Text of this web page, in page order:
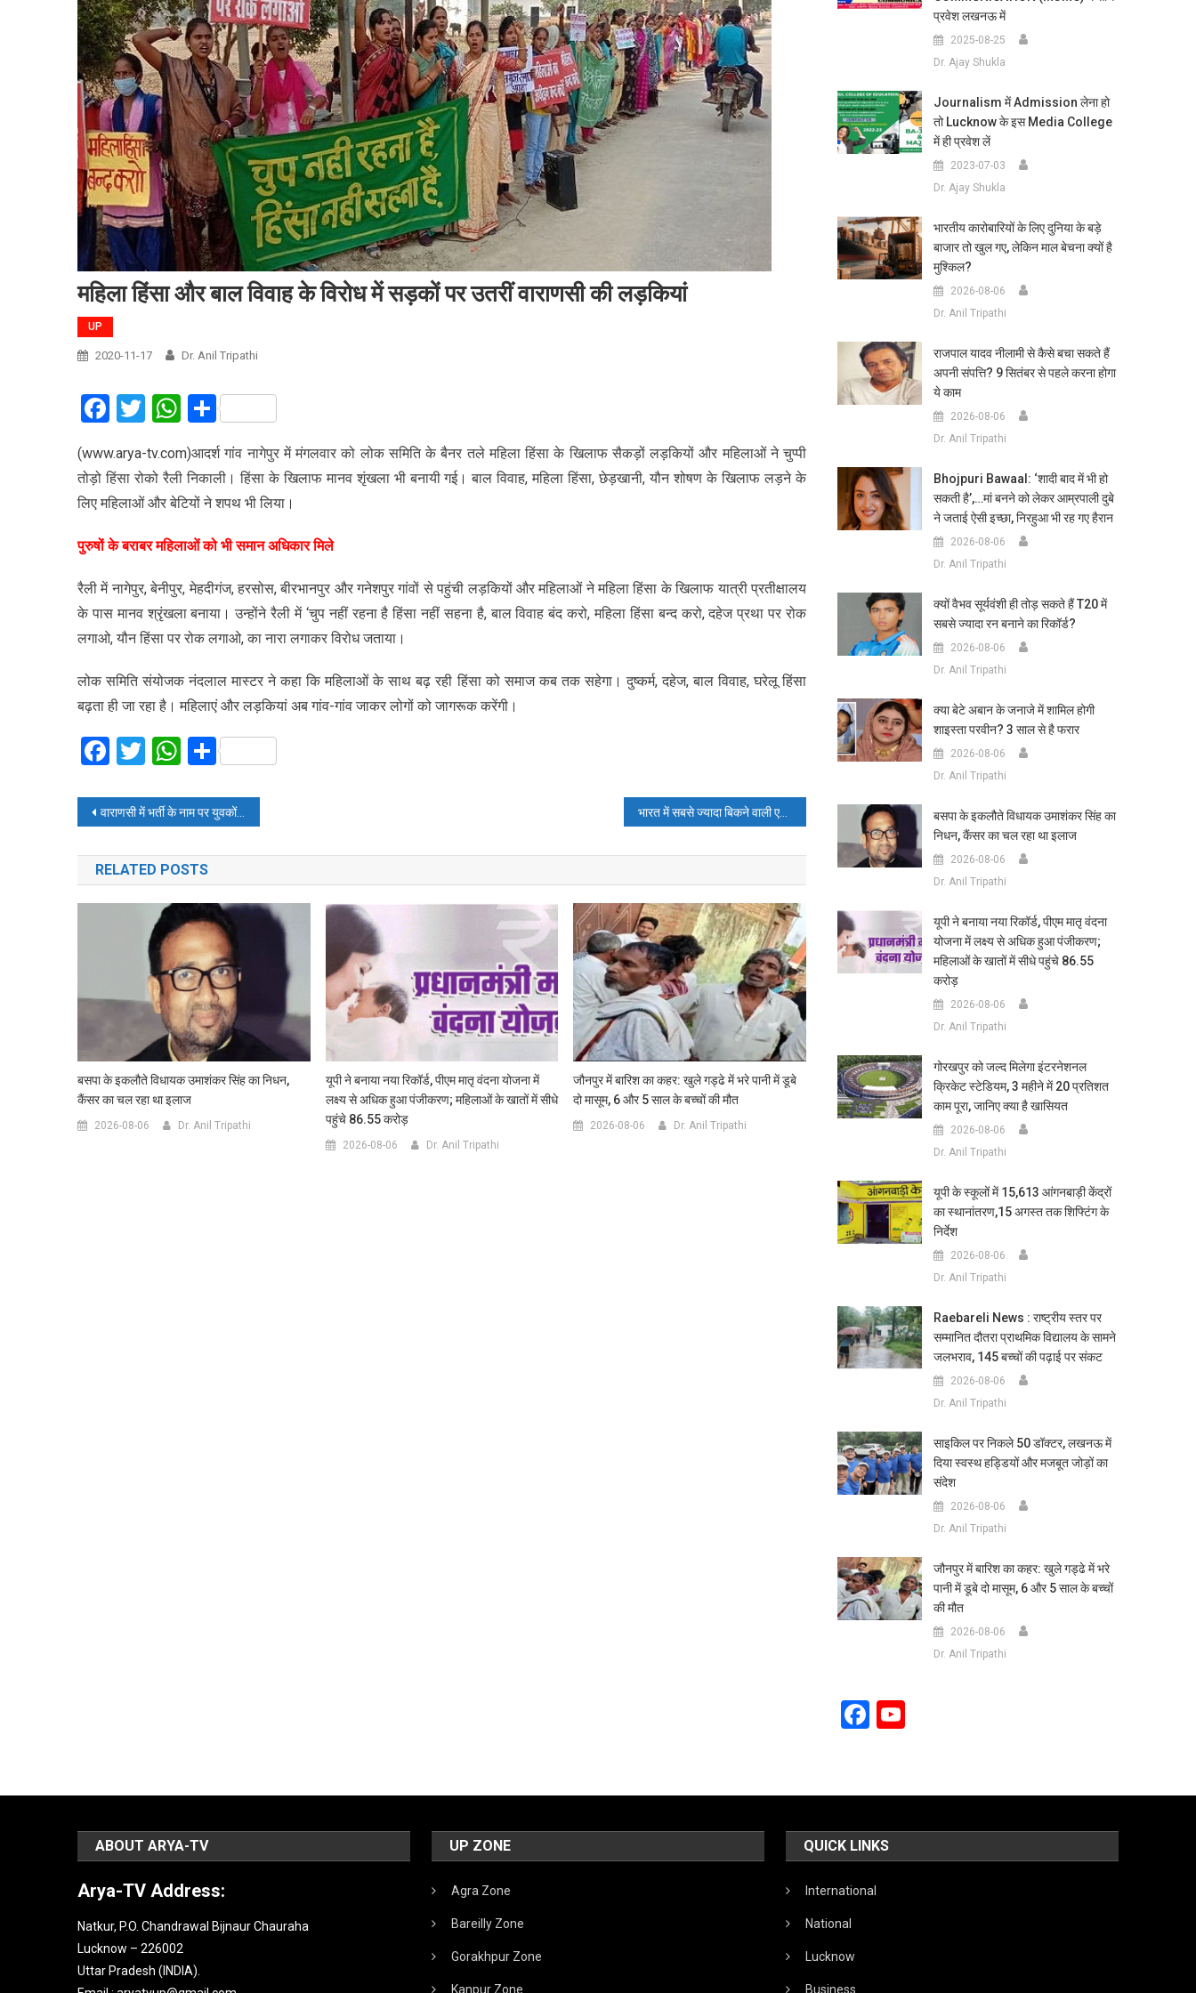
महिला हिंसा और बाल विवाह के विरोध में सड़कों पर उतरीं वाराणसी की लड़कियां
UP
2020-11-17 Dr. Anil Tripathi
Facebook
TwitterWhatsApp
Share
(www.arya-tv.com)आदर्श गांव नागेपुर में मंगलवार को लोक समिति के बैनर तले महिला हिंसा के खिलाफ सैकड़ों लड़कियों और महिलाओं ने चुप्पी
तोड़ो हिंसा रोको रैली निकाली। हिंसा के खिलाफ मानव शृंखला भी बनायी गई। बाल विवाह, महिला हिंसा, छेड़खानी, यौन शोषण के खिलाफ लड़ने के
लिए महिलाओं और बेटियों ने शपथ भी लिया।
पुरुषों के बराबर महिलाओं को भी समान अधिकार मिले
रैली में नागेपुर, बेनीपुर, मेहदीगंज, हरसोस, बीरभानपुर और गनेशपुर गांवों से पहुंची लड़कियों और महिलाओं ने महिला हिंसा के खिलाफ यात्री प्रतीक्षालय
के पास मानव श्रृंखला बनाया। उन्होंने रैली में ‘चुप नहीं रहना है हिंसा नहीं सहना है, बाल विवाह बंद करो, महिला हिंसा बन्द करो, दहेज प्रथा पर रोक
लगाओ, यौन हिंसा पर रोक लगाओ, का नारा लगाकर विरोध जताया।
लोक समिति संयोजक नंदलाल मास्टर ने कहा कि महिलाओं के साथ बढ़ रही हिंसा को समाज कब तक सहेगा। दुष्कर्म, दहेज, बाल विवाह, घरेलू हिंसा
बढ़ता ही जा रहा है। महिलाएं और लड़कियां अब गांव-गांव जाकर लोगों को जागरूक करेंगी।
Facebook
TwitterWhatsApp
Share
Post
navigation
वाराणसी में भर्ती के नाम पर युवकों से 28 लाख लेने वाला गिरफ्तार भारत में सबसे ज्यादा बिकने वाली एमपीवी ने कितनी सेल की जानिए पूरी खबर!
RELATED POSTS
बसपा के इकलौते विधायक उमाशंकर सिंह का निधन,
कैंसर का चल रहा था इलाज
2026-08-06 Dr. Anil Tripathi
यूपी ने बनाया नया रिकॉर्ड, पीएम मातृ वंदना योजना में
लक्ष्य से अधिक हुआ पंजीकरण; महिलाओं के खातों में सीधे
पहुंचे 86.55 करोड़
2026-08-06 Dr. Anil Tripathi
जौनपुर में बारिश का कहर: खुले गड्ढे में भरे पानी में डूबे
दो मासूम, 6 और 5 साल के बच्चों की मौत
2026-08-06 Dr. Anil Tripathi
प्रवेश लखनऊ में
2025-08-25
Dr. Ajay Shukla
Journalism में Admission लेना हो
तो Lucknow के इस Media College
में ही प्रवेश लें
2023-07-03
Dr. Ajay Shukla
भारतीय कारोबारियों के लिए दुनिया के बड़े
बाजार तो खुल गए, लेकिन माल बेचना क्यों है
मुश्किल?
2026-08-06
Dr. Anil Tripathi
राजपाल यादव नीलामी से कैसे बचा सकते हैं
अपनी संपत्ति? 9 सितंबर से पहले करना होगा
ये काम
2026-08-06
Dr. Anil Tripathi
Bhojpuri Bawaal: ‘शादी बाद में भी हो
सकती है’,…मां बनने को लेकर आम्रपाली दुबे
ने जताई ऐसी इच्छा, निरहुआ भी रह गए हैरान
2026-08-06
Dr. Anil Tripathi
क्यों वैभव सूर्यवंशी ही तोड़ सकते हैं T20 में
सबसे ज्यादा रन बनाने का रिकॉर्ड?
2026-08-06
Dr. Anil Tripathi
क्या बेटे अबान के जनाजे में शामिल होगी
शाइस्ता परवीन? 3 साल से है फरार
2026-08-06
Dr. Anil Tripathi
बसपा के इकलौते विधायक उमाशंकर सिंह का
निधन, कैंसर का चल रहा था इलाज
2026-08-06
Dr. Anil Tripathi
यूपी ने बनाया नया रिकॉर्ड, पीएम मातृ वंदना
योजना में लक्ष्य से अधिक हुआ पंजीकरण;
महिलाओं के खातों में सीधे पहुंचे 86.55
करोड़
2026-08-06
Dr. Anil Tripathi
गोरखपुर को जल्द मिलेगा इंटरनेशनल
क्रिकेट स्टेडियम, 3 महीने में 20 प्रतिशत
काम पूरा, जानिए क्या है खासियत
2026-08-06
Dr. Anil Tripathi
यूपी के स्कूलों में 15,613 आंगनबाड़ी केंद्रों
का स्थानांतरण,15 अगस्त तक शिफ्टिंग के
निर्देश
2026-08-06
Dr. Anil Tripathi
Raebareli News : राष्ट्रीय स्तर पर
सम्मानित दौतरा प्राथमिक विद्यालय के सामने
जलभराव, 145 बच्चों की पढ़ाई पर संकट
2026-08-06
Dr. Anil Tripathi
साइकिल पर निकले 50 डॉक्टर, लखनऊ में
दिया स्वस्थ हड्डियों और मजबूत जोड़ों का
संदेश
2026-08-06
Dr. Anil Tripathi
जौनपुर में बारिश का कहर: खुले गड्ढे में भरे
पानी में डूबे दो मासूम, 6 और 5 साल के बच्चों
की मौत
2026-08-06
Dr. Anil Tripathi
Facebook
ABOUT ARYA-TV
Arya-TV Address:
Natkur, P.O. Chandrawal Bijnaur Chauraha
Lucknow – 226002
Uttar Pradesh (INDIA).
UP ZONE
Agra Zone
Bareilly Zone
Gorakhpur Zone
Kanpur Zone
QUICK LINKS
International
National
Lucknow
Business